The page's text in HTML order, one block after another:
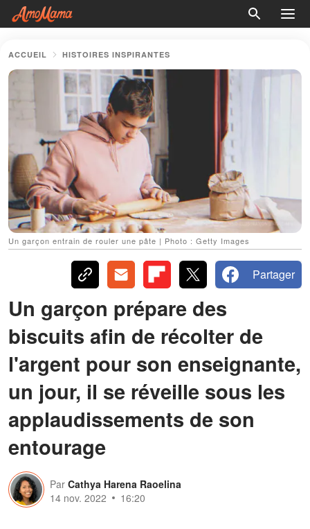
ACCUEIL HISTOIRES INSPIRANTES
Un garçon entrain de rouler une pâte | Photo : Getty Images
Partager
Un garçon prépare des
biscuits afin de récolter de
l'argent pour son enseignante,
un jour, il se réveille sous les
applaudissements de son
entourage
Par Cathya Harena Raoelina
14 nov. 2022
16:20